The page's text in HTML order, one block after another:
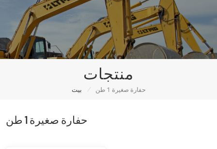
منتجات
بيت / حفارة صغيرة 1 طن
حفارة صغيرة 1 طن